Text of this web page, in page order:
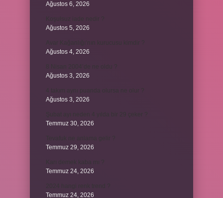
Ağustos 6, 2026
Ağustos 5, 2026
Ağustos 4, 2026
Ağustos 3, 2026
Ağustos 3, 2026
Temmuz 30, 2026
Temmuz 29, 2026
Temmuz 24, 2026
Temmuz 24, 2026